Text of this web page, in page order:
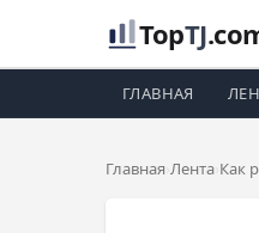
TopTJ
ГЛАВНАЯ
Главная Лента Как